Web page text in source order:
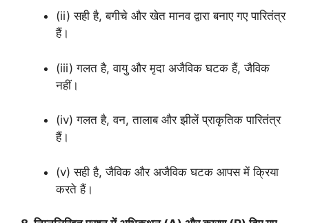
(ii) सही है, बगीचे और खेत मानव द्वारा बनाए गए पारितंत्र
हैं।
(iii) गलत है, वायु और मृदा अजैविक घटक हैं, जैविक
नहीं।
(iv) गलत है, वन, तालाब और झीलें प्राकृतिक पारितंत्र
हैं।
(v) सही है, जैविक और अजैविक घटक आपस में क्रिया
करते हैं।